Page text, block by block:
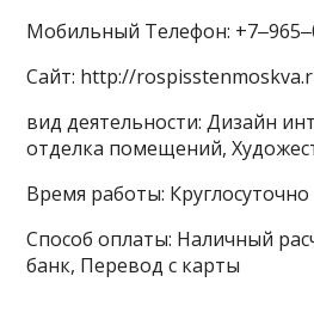
Мобильный Телефон:
Сайт: http://
вид деятельности: Дизайн
отделка помещений,
Время работы: Круглосуточно
Способ оплаты: Наличный
банк, Перевод с карты